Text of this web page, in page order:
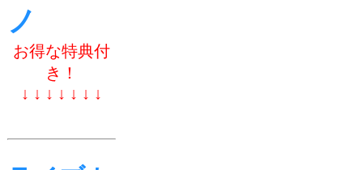
ノ
お得な特典付
き！
↓ ↓ ↓ ↓ ↓ ↓ ↓